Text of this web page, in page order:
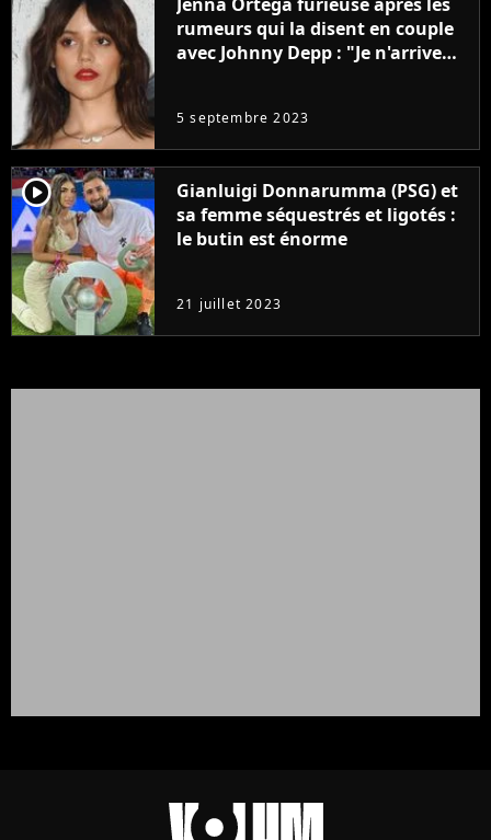
rumeurs qui la disent en couple
avec Johnny Depp : "Je n'arrive
5 septembre 2023
player2
Gianluigi Donnarumma (PSG) et
sa femme séquestrés et ligotés :
le butin est énorme
21 juillet 2023